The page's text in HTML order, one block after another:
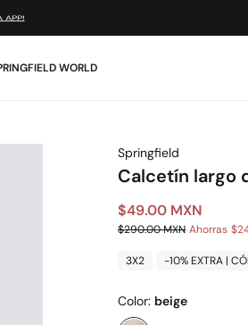
APP!
WORLD
Springfield
Calcetín largo
$49.00 MXN
$290.00 MXN Ahorras
3X2 -10% EXTRA |
Color: beige